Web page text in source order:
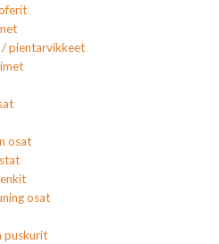
/ pientarvikkeet
osat
osat
puskurit